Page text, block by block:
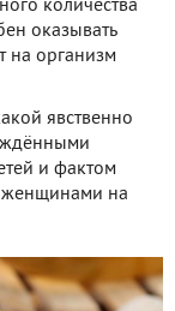
количества
оказывать
на организм
явственно
и фактом
женщинами на